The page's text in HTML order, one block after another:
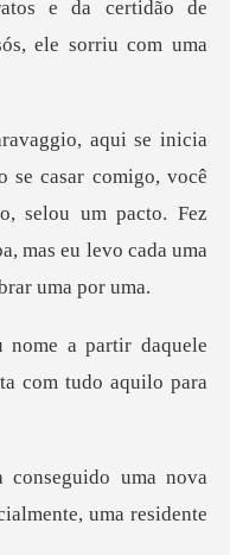
idão de
e casar comigo, você
selou um pacto. Fez
daquele
co
uma nova